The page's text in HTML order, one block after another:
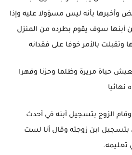
وأخبرها بأنه ليس مسؤولا عليه وإذا
أبنها سوف يقوم بطرده من المنزل
بالأمر خوفا على فقدانه
حياة مريرة وظلما وحزنا وقهرا
نهائيا
وقام الزوج بتسجيل أبنه في أحدث
بتسجيل ابن زوجته وقال أنا لست
تعليمه.